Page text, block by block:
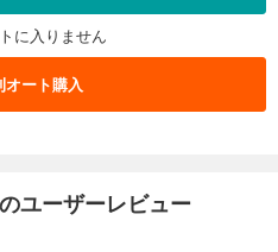
試し読み
月号
に入りません
オート購入
ユーザーレビュー